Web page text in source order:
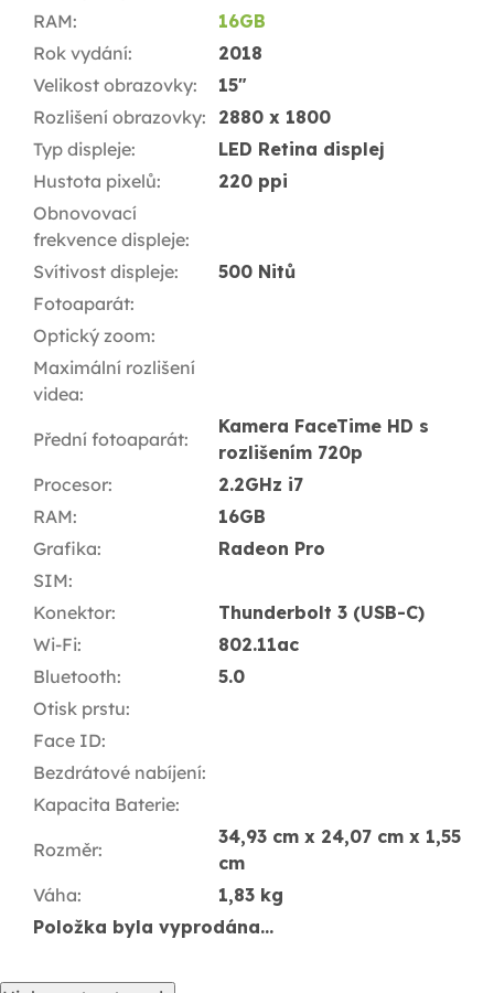
RAM:
16GB
Rok vydání:
2018
Velikost obrazovky:
15"
Rozlišení obrazovky:
2880 x 1800
Typ displeje:
LED Retina displej
Hustota pixelů:
220 ppi
Obnovovací
frekvence displeje:
Svítivost displeje:
500 Nitů
Fotoaparát:
Optický zoom:
Maximální rozlišení
videa:
Přední fotoaparát:
Kamera FaceTime HD s
rozlišením 720p
Procesor:
2.2GHz i7
RAM:
16GB
Grafika:
Radeon Pro
SIM:
Konektor:
Thunderbolt 3 (USB-C)
Wi-Fi:
802.11ac
Bluetooth:
5.0
Otisk prstu:
Face ID:
Bezdrátové nabíjení:
Kapacita Baterie:
Rozměr:
34,93 cm x 24,07 cm x 1,55
cm
Váha:
1,83 kg
Položka byla vyprodána…